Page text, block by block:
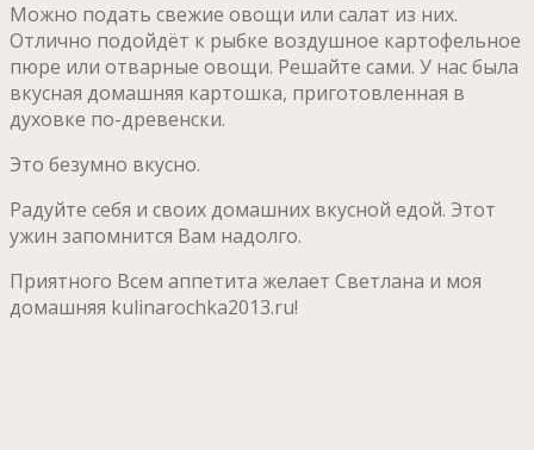
Можно подать свежие овощи или салат из них.
Отлично подойдёт к рыбке воздушное картофельное
пюре или отварные овощи. Решайте сами. У нас была
вкусная домашняя картошка, приготовленная в
духовке по-древенски.
Это безумно вкусно.
Радуйте себя и своих домашних вкусной едой. Этот
ужин запомнится Вам надолго.
Приятного Всем аппетита желает Светлана и моя
домашняя kulinarochka2013.ru!